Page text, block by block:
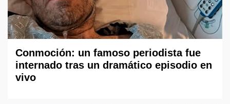
Conmoción: un famoso periodista fue
internado tras un dramático episodio en
vivo